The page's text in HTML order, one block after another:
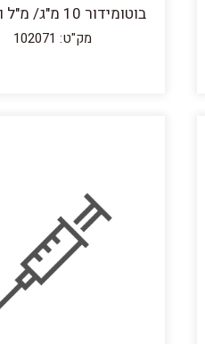
בוטומידור 10 מ"ג/ מ"ל וטרינרי
מק"ט: 102071